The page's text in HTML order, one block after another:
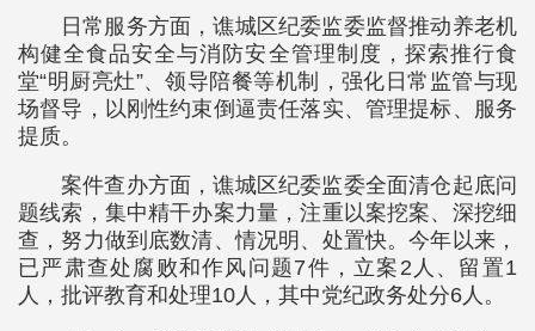
日常服务方面，谯城区纪委监委监督推动养老机
构健全食品安全与消防安全管理制度，探索推行食
堂“明厨亮灶”、领导陪餐等机制，强化日常监管与现
场督导，以刚性约束倒逼责任落实、管理提标、服务
提质。
案件查办方面，谯城区纪委监委全面清仓起底问
题线索，集中精干办案力量，注重以案挖案、深挖细
查，努力做到底数清、情况明、处置快。今年以来，
已严肃查处腐败和作风问题7件，立案2人、留置1
人，批评教育和处理10人，其中党纪政务处分6人。